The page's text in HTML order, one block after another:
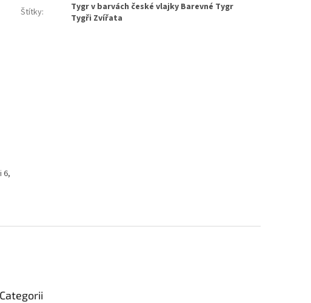
6,
Štítky:
Tygr v barvách české vlajky Barevné Tygr
Tygři Zvířata
peste
Categorii